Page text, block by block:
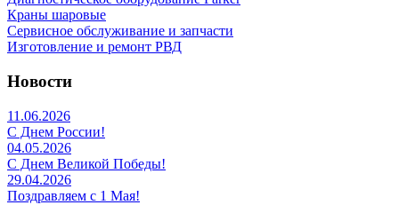
Краны шаровые
Сервисное обслуживание и запчасти
Изготовление и ремонт РВД
Новости
11.06.2026
С Днем России!
04.05.2026
С Днем Великой Победы!
29.04.2026
Поздравляем с 1 Мая!